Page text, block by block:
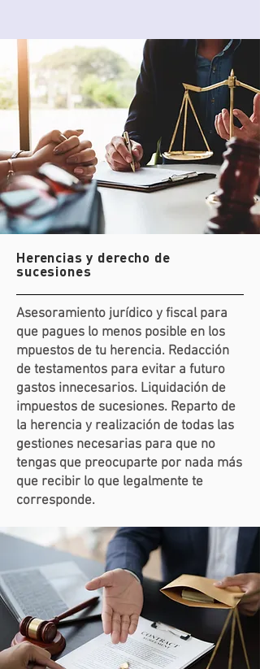
Herencias y derecho de
sucesiones
Asesoramiento jurídico y fiscal para
que pagues lo menos posible en los
mpuestos de tu herencia. Redacción
de testamentos para evitar a futuro
gastos innecesarios. Liquidación de
impuestos de sucesiones. Reparto de
la herencia y realización de todas las
gestiones necesarias para que no
tengas que preocuparte por nada más
que recibir lo que legalmente te
corresponde.